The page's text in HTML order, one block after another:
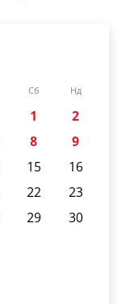
Сб Нд
1
2
8
9
15
16
22
23
29
30